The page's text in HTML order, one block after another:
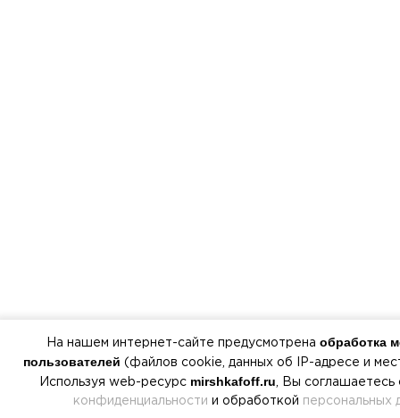
На нашем интернет-сайте предусмотрена обработка
пользователей (файлов cookie, данных об IP-адресе и
Используя web-ресурс mirshkafoff.ru , Вы соглашаетесь
конфиденциальности и обработкой персональных